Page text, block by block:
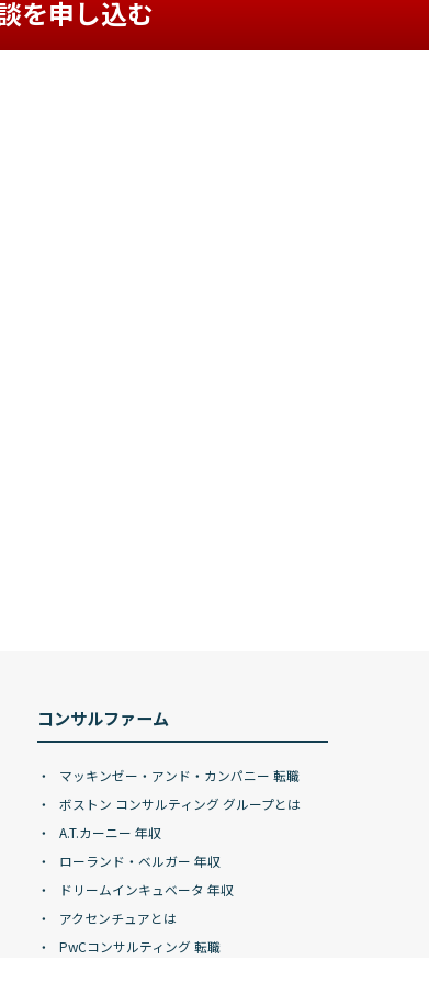
を申し込む
コンサルファーム
マッキンゼー・アンド・カンパニー 転職
ボストン コンサルティング グループとは
A.T.カーニー 年収
ローランド・ベルガー 年収
ドリームインキュベータ 年収
アクセンチュアとは
PwCコンサルティング 転職